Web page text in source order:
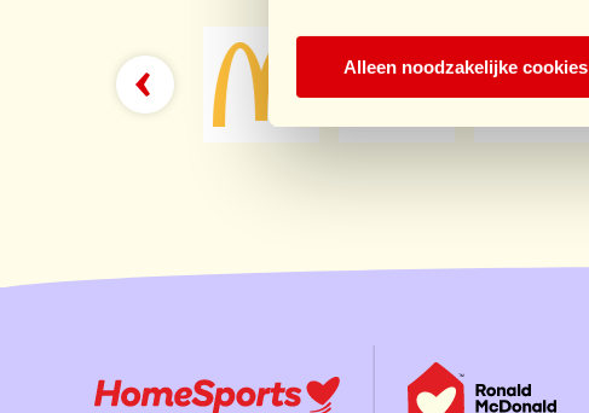
Alleen noodzakelijke cookies